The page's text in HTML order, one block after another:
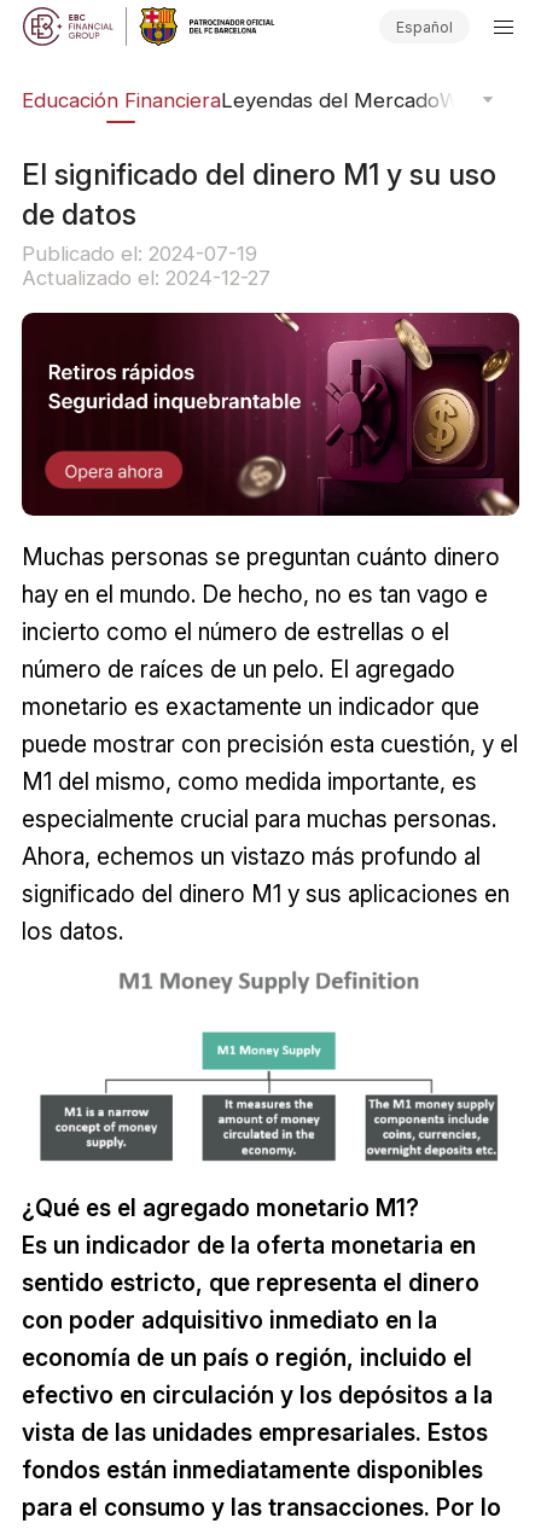
Español
Educación FinancieraLeyendas del MercadoWebinars
El significado del dinero M1 y su uso
de datos
Publicado el: 2024-07-19
Actualizado el: 2024-12-27
Muchas personas se preguntan cuánto dinero
hay en el mundo. De hecho, no es tan vago e
incierto como el número de estrellas o el
número de raíces de un pelo. El agregado
monetario es exactamente un indicador que
puede mostrar con precisión esta cuestión, y el
M1 del mismo, como medida importante, es
especialmente crucial para muchas personas.
Ahora, echemos un vistazo más profundo al
significado del dinero M1 y sus aplicaciones en
los datos.
¿Qué es el agregado monetario M1?
Es un indicador de la oferta monetaria en
sentido estricto, que representa el dinero
con poder adquisitivo inmediato en la
economía de un país o región, incluido el
efectivo en circulación y los depósitos a la
vista de las unidades empresariales. Estos
fondos están inmediatamente disponibles
para el consumo y las transacciones. Por lo